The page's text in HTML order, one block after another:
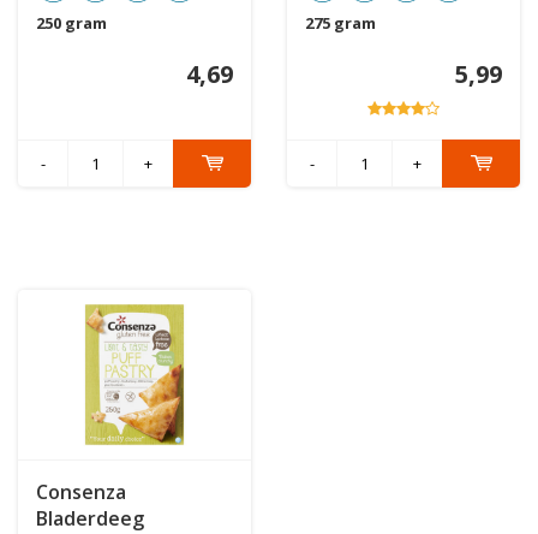
250 gram
4,69
- +
275 gram
5,99
- +
Consenza
Bladerdeeg